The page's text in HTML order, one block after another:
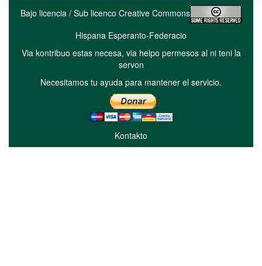
Bajo licencia / Sub licenco Creative Commons
Hispana Esperanto-Federacio
Via kontribuo estas necesa, via helpo permesos al ni teni la
servon
Necesitamos tu ayuda para mantener el servicio.
Kontakto